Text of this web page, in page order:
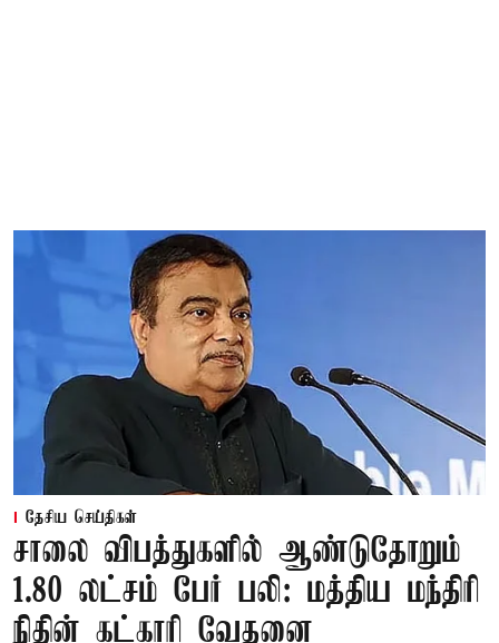
தேசிய செய்திகள்
சாலை விபத்துகளில் ஆண்டுதோறும்
1.80 லட்சம் பேர் பலி: மத்திய மந்திரி
நிதின் கட்காரி வேதனை